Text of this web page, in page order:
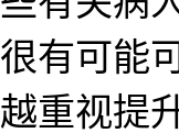
很有可能
越重视提